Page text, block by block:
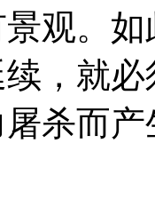
观。
续，就
杀而